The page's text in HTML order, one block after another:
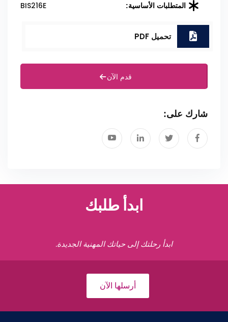
المتطلبات الأساسية: BIS216E
تحميل PDF
قدم الآن
شارك على:
ابدأ طلبك
ابدأ رحلتك إلى حياتك المهنية الجديدة.
أرسلها الآن